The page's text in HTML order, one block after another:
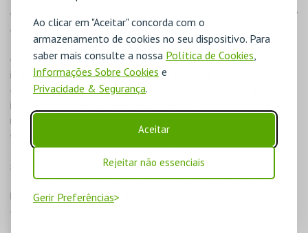
Ao clicar em "Aceitar" concorda com o
armazenamento de cookies no seu dispositivo. Para
saber mais consulte a nossa Política de Cookies
Informações Sobre Cookies e
Privacidade & Segurança.
Aceitar
Rejeitar não essenciais
Gerir Preferências
Os bilhetes electrónicos podem também ser validados a partir
de leitura no smartphone / tablet.
Condições de Acesso | O espetáculo começa
impreterivelmente à hora marcada. Após o início do
espetáculo não é permitida a entrada na sala, salvo a
indicação dos assistentes de sala, e não havendo lugar ao
reembolso do preço pago pelo bilhete.
O bilhete deverá ser conservado até ao final do espetáculo.
É proibida a recolha e gravação de imagem ou som, excepto
se previamente autorizadas pela direção.
É expressamente proibido fumar, consumir alimentos ou
bebidas no interior no Auditório e em outros espaços de
espetáculo.